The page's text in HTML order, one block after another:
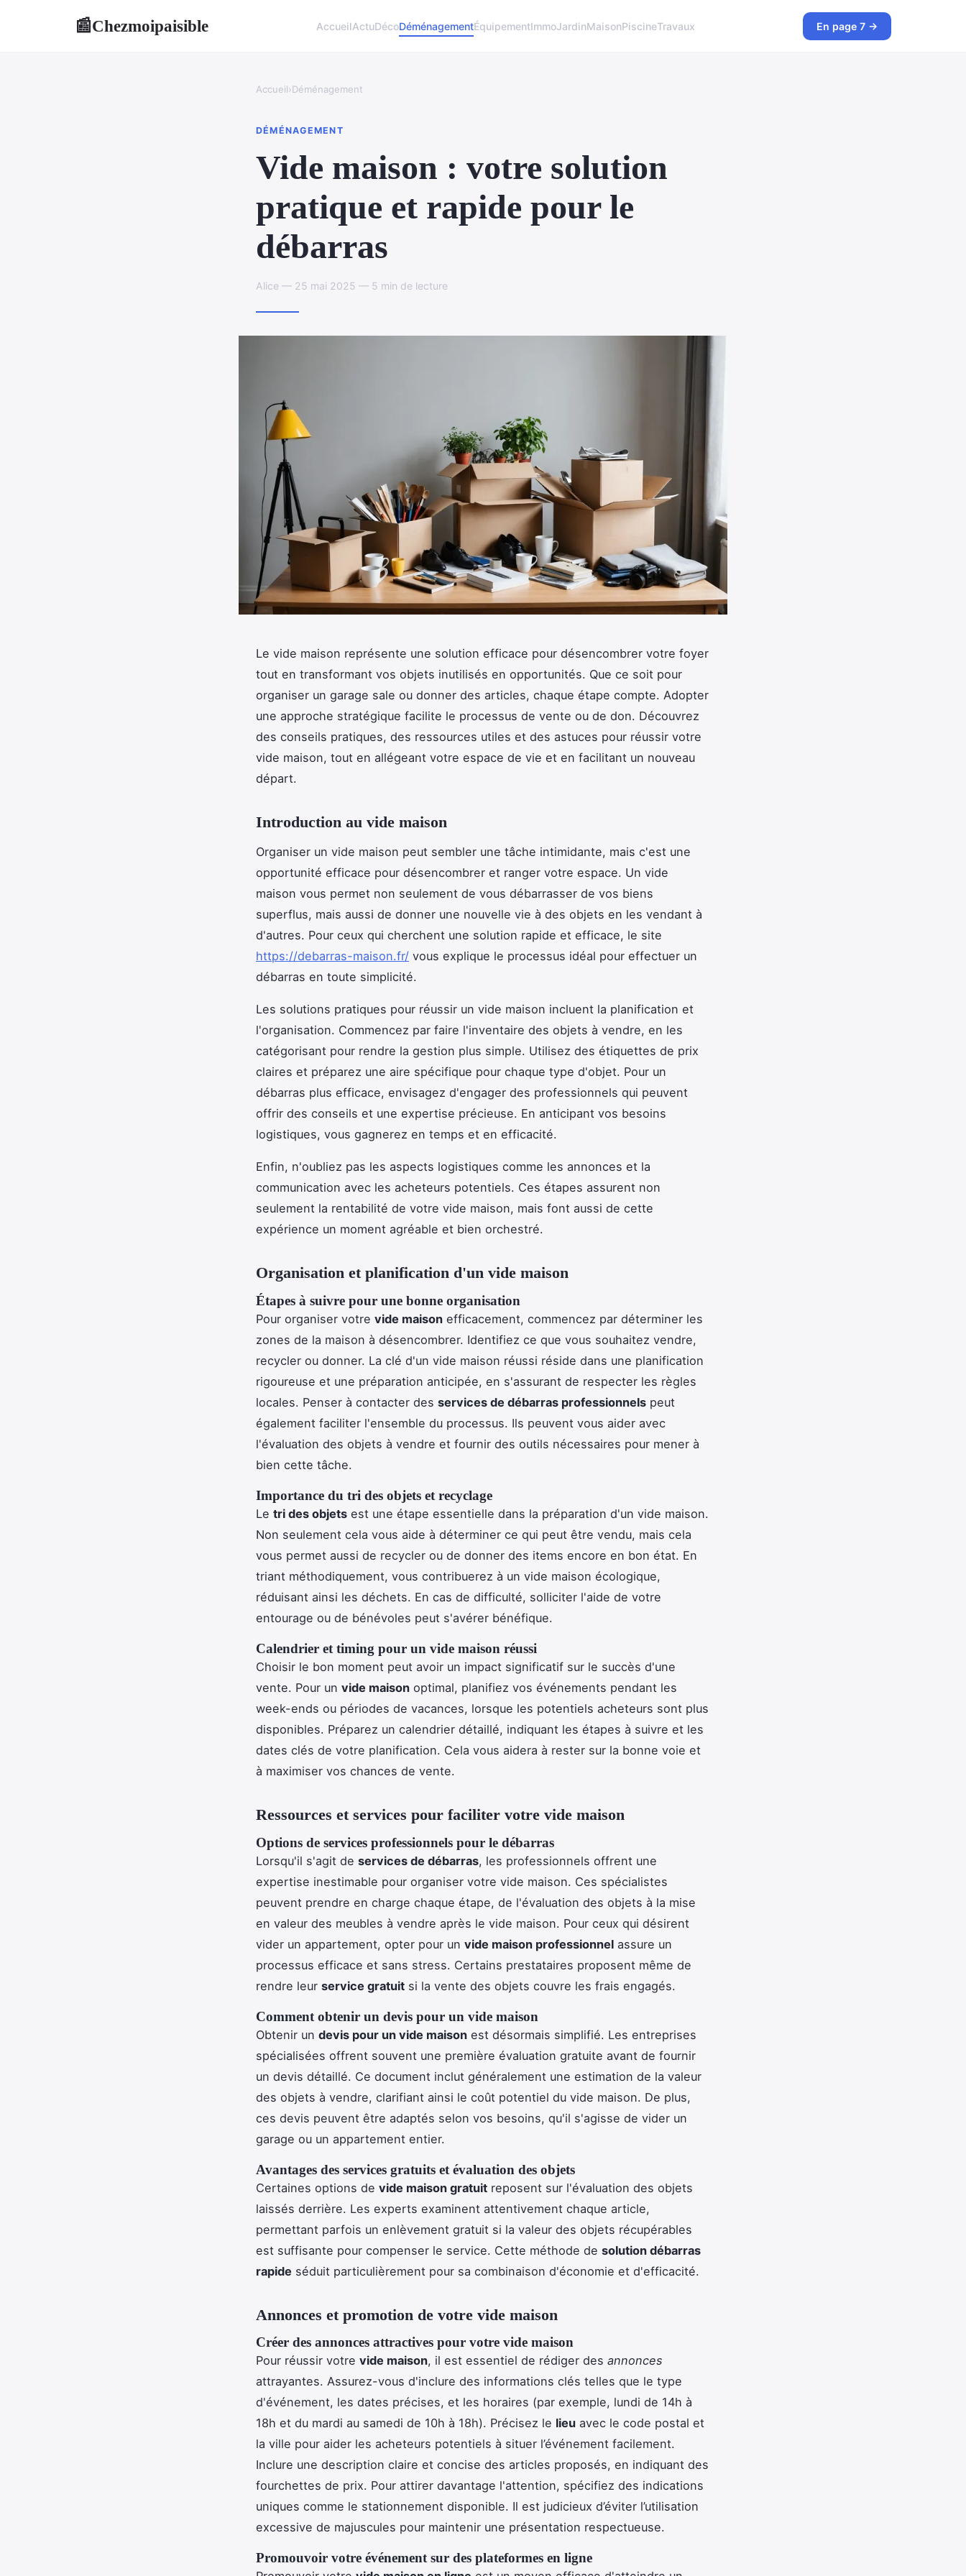
📰Chezmoipaisible AccueilActuDécoDéménagementÉquipementImmoJardinMaisonPiscineTravaux En page 7 →
Accueil›Déménagement
DÉMÉNAGEMENT
Vide maison : votre solution
pratique et rapide pour le
débarras
Alice — 25 mai 2025 — 5 min de lecture
Le vide maison représente une solution efficace pour désencombrer votre foyer
tout en transformant vos objets inutilisés en opportunités. Que ce soit pour
organiser un garage sale ou donner des articles, chaque étape compte. Adopter
une approche stratégique facilite le processus de vente ou de don. Découvrez
des conseils pratiques, des ressources utiles et des astuces pour réussir votre
vide maison, tout en allégeant votre espace de vie et en facilitant un nouveau
départ.
Introduction au vide maison
Organiser un vide maison peut sembler une tâche intimidante, mais c'est une
opportunité efficace pour désencombrer et ranger votre espace. Un vide
maison vous permet non seulement de vous débarrasser de vos biens
superflus, mais aussi de donner une nouvelle vie à des objets en les vendant à
d'autres. Pour ceux qui cherchent une solution rapide et efficace, le site
https://debarras-maison.fr/ vous explique le processus idéal pour effectuer un
débarras en toute simplicité.
Les solutions pratiques pour réussir un vide maison incluent la planification et
l'organisation. Commencez par faire l'inventaire des objets à vendre, en les
catégorisant pour rendre la gestion plus simple. Utilisez des étiquettes de prix
claires et préparez une aire spécifique pour chaque type d'objet. Pour un
débarras plus efficace, envisagez d'engager des professionnels qui peuvent
offrir des conseils et une expertise précieuse. En anticipant vos besoins
logistiques, vous gagnerez en temps et en efficacité.
Enfin, n'oubliez pas les aspects logistiques comme les annonces et la
communication avec les acheteurs potentiels. Ces étapes assurent non
seulement la rentabilité de votre vide maison, mais font aussi de cette
expérience un moment agréable et bien orchestré.
Organisation et planification d'un vide maison
Étapes à suivre pour une bonne organisation
Pour organiser votre vide maison efficacement, commencez par déterminer les
zones de la maison à désencombrer. Identifiez ce que vous souhaitez vendre,
recycler ou donner. La clé d'un vide maison réussi réside dans une planification
rigoureuse et une préparation anticipée, en s'assurant de respecter les règles
locales. Penser à contacter des services de débarras professionnels peut
également faciliter l'ensemble du processus. Ils peuvent vous aider avec
l'évaluation des objets à vendre et fournir des outils nécessaires pour mener à
bien cette tâche.
Importance du tri des objets et recyclage
Le tri des objets est une étape essentielle dans la préparation d'un vide maison.
Non seulement cela vous aide à déterminer ce qui peut être vendu, mais cela
vous permet aussi de recycler ou de donner des items encore en bon état. En
triant méthodiquement, vous contribuerez à un vide maison écologique,
réduisant ainsi les déchets. En cas de difficulté, solliciter l'aide de votre
entourage ou de bénévoles peut s'avérer bénéfique.
Calendrier et timing pour un vide maison réussi
Choisir le bon moment peut avoir un impact significatif sur le succès d'une
vente. Pour un vide maison optimal, planifiez vos événements pendant les
week-ends ou périodes de vacances, lorsque les potentiels acheteurs sont plus
disponibles. Préparez un calendrier détaillé, indiquant les étapes à suivre et les
dates clés de votre planification. Cela vous aidera à rester sur la bonne voie et
à maximiser vos chances de vente.
Ressources et services pour faciliter votre vide maison
Options de services professionnels pour le débarras
Lorsqu'il s'agit de services de débarras, les professionnels offrent une
expertise inestimable pour organiser votre vide maison. Ces spécialistes
peuvent prendre en charge chaque étape, de l'évaluation des objets à la mise
en valeur des meubles à vendre après le vide maison. Pour ceux qui désirent
vider un appartement, opter pour un vide maison professionnel assure un
processus efficace et sans stress. Certains prestataires proposent même de
rendre leur service gratuit si la vente des objets couvre les frais engagés.
Comment obtenir un devis pour un vide maison
Obtenir un devis pour un vide maison est désormais simplifié. Les entreprises
spécialisées offrent souvent une première évaluation gratuite avant de fournir
un devis détaillé. Ce document inclut généralement une estimation de la valeur
des objets à vendre, clarifiant ainsi le coût potentiel du vide maison. De plus,
ces devis peuvent être adaptés selon vos besoins, qu'il s'agisse de vider un
garage ou un appartement entier.
Avantages des services gratuits et évaluation des objets
Certaines options de vide maison gratuit reposent sur l'évaluation des objets
laissés derrière. Les experts examinent attentivement chaque article,
permettant parfois un enlèvement gratuit si la valeur des objets récupérables
est suffisante pour compenser le service. Cette méthode de solution débarras
rapide séduit particulièrement pour sa combinaison d'économie et d'efficacité.
Annonces et promotion de votre vide maison
Créer des annonces attractives pour votre vide maison
Pour réussir votre vide maison, il est essentiel de rédiger des annonces
attrayantes. Assurez-vous d'inclure des informations clés telles que le type
d'événement, les dates précises, et les horaires (par exemple, lundi de 14h à
18h et du mardi au samedi de 10h à 18h). Précisez le lieu avec le code postal et
la ville pour aider les acheteurs potentiels à situer l’événement facilement.
Inclure une description claire et concise des articles proposés, en indiquant des
fourchettes de prix. Pour attirer davantage l'attention, spécifiez des indications
uniques comme le stationnement disponible. Il est judicieux d’éviter l’utilisation
excessive de majuscules pour maintenir une présentation respectueuse.
Promouvoir votre événement sur des plateformes en ligne